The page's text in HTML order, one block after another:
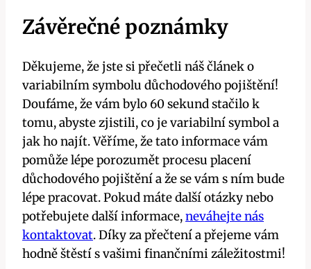
Závěrečné poznámky
Děkujeme, že jste si přečetli náš článek o
variabilním symbolu důchodového pojištění!
Doufáme, že vám bylo 60 sekund stačilo k
tomu, abyste zjistili, co je variabilní symbol a
jak ho najít. Věříme, že tato informace vám
pomůže lépe porozumět procesu placení
důchodového pojištění a že se vám s ním bude
lépe pracovat. Pokud máte další otázky nebo
potřebujete další informace,neváhejte nás
kontaktovat. Díky za přečtení a přejeme vám
hodně štěstí s vašimi finančními záležitostmi!